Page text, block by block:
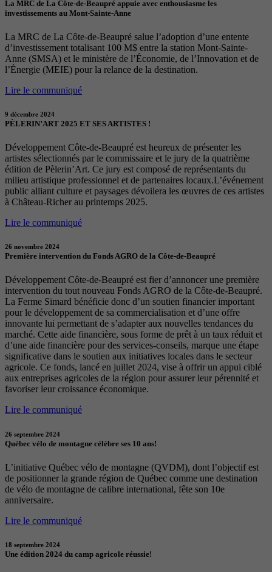
La MRC de La Côte-de-Beaupré appuie avec enthousiasme les
investissements au Mont-Sainte-Anne
La MRC de La Côte-de-Beaupré salue l’adoption d’une entente
d’investissement totalisant 100 M$ entre la station Mont-Sainte-
Anne (SMSA) et le ministère de l’Économie, de l’Innovation et de
l’Énergie (MEIE) pour la relance de la destination.
Lire le communiqué
9 décembre 2024
PÈLERIN’ART 2025 ET SES ARTISTES !
Développement Côte-de-Beaupré est heureux de présenter les
artistes sélectionnés par le commissaire et le jury de la quatrième
édition de Pèlerin’Art. Ce jury est composé de représentants du
milieu artistique professionnel et de partenaires locaux.L’événement
public alliant culture et paysages dévoilera les œuvres de ces artistes
à Château-Richer au printemps 2025.
Lire le communiqué
26 novembre 2024
Première intervention du Fonds AGRO de la Côte-de-Beaupré
Développement Côte-de-Beaupré est fier d’annoncer une première
intervention du tout nouveau Fonds AGRO de la Côte-de-Beaupré.
La Ferme Simard bénéficie donc d’un soutien financier important
pour le développement de sa commercialisation et d’une offre
innovante lui permettant de s’adapter aux nouvelles tendances du
marché. Cette aide financière, sous forme de prêt à un taux réduit et
d’une aide financière pour des services-conseils, marque une étape
significative dans le soutien aux initiatives locales dans le secteur
agricole. Ce fonds, lancé en juillet 2024, vise à offrir un appui ciblé
aux entreprises agricoles de la région pour assurer leur pérennité et
favoriser leur croissance économique.
Lire le communiqué
26 septembre 2024
Québec vélo de montagne célèbre ses 10 ans!
L’initiative Québec vélo de montagne (QVDM), dont l’objectif est
de positionner la grande région de Québec comme une destination
de vélo de montagne de calibre international, fête son 10e
anniversaire.
Lire le communiqué
18 septembre 2024
Une édition 2024 du camp agricole réussie!